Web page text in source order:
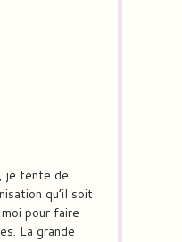
je tente de
qu’il soit
pour faire
La grande